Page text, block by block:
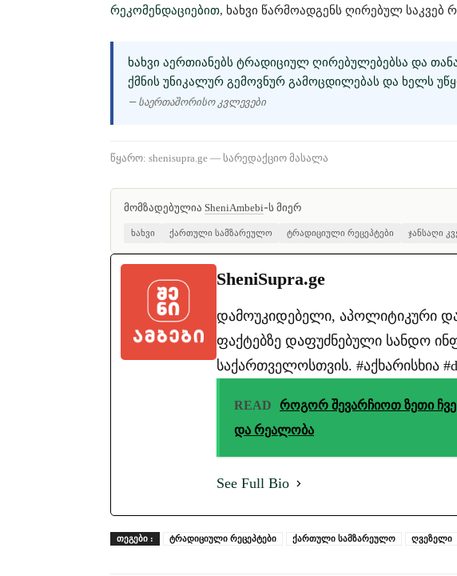
რეკომენდაციებით, ხახვი წარმოადგენს ღირებულ საკვებ
ᲮᲐᲮᲕᲘ ᲐᲔᲠᲗᲘᲐᲜᲔᲑᲡ ᲢᲠᲐᲓᲘᲪᲘᲣᲚ ᲦᲘᲠᲔᲑᲣᲚᲔᲑᲔᲑᲡᲐ ᲓᲐ
ᲥᲛᲜᲘᲡ ᲣᲜᲘᲙᲐᲚᲣᲠ ᲒᲔᲛᲝᲕᲜᲣᲠ ᲒᲐᲛᲝᲪᲓᲘᲚᲔᲑᲐᲡ ᲓᲐ ᲮᲔᲚᲡ
— საერთაშორისო კვლევები
წყარო: shenisupra.ge — სარედაქციო მასალა
მომზადებულია SheniAmbebi-ს მიერ
ხახვი ქართული სამზარეულო ტრადიციული რეცეპტები ჯანსაღი
SheniSupra.ge
დამოუკიდებელი, აპოლიტიკური
ფაქტებზე დაფუძნებული სანდო
საქართველოსთვის. #აქხარისხია
READ
როგორ შევარჩიოთ ზეთი
და რეალობა
See Full Bio
ᲗᲔᲒᲔᲑᲘ : ტრადიციული რეცეპტები ქართული სამზარეულო ღვეზელი